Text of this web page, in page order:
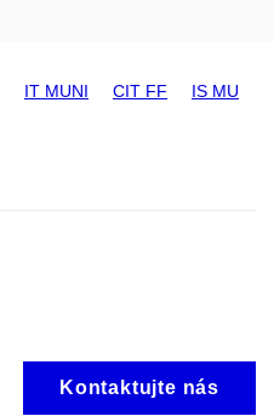
IT MUNI CIT FF IS MU
Kontaktujte nás